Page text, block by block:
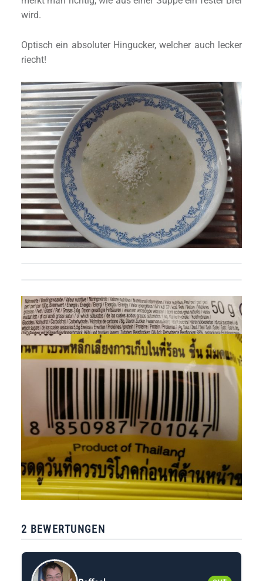
wird.
Optisch ein absoluter Hingucker, welcher auch lecker
riecht!
2 BEWERTUNGEN